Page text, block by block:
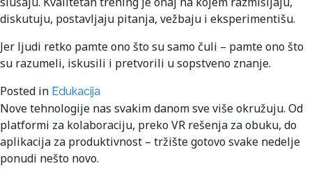
diskutuju, postavljaju pitanja, vežbaju i eksperimentišu.
Jer ljudi retko pamte ono što su samo čuli – pamte ono što
su razumeli, iskusili i pretvorili u sopstveno znanje.
Posted in Edukacija
Nove tehnologije nas svakim danom sve više okružuju. Od
platformi za kolaboraciju, preko VR rešenja za obuku, do
aplikacija za produktivnost – tržište gotovo svake nedelje
ponudi nešto novo.